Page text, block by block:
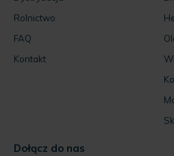
Rolnictwo
FAQ
Kontakt
Dołącz do nas